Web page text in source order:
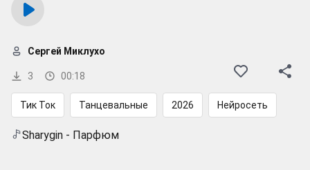
3 00:18
Сергей Миклухо
Тик Ток Танцевальные 2026 Нейросеть
Sharygin - Парфюм